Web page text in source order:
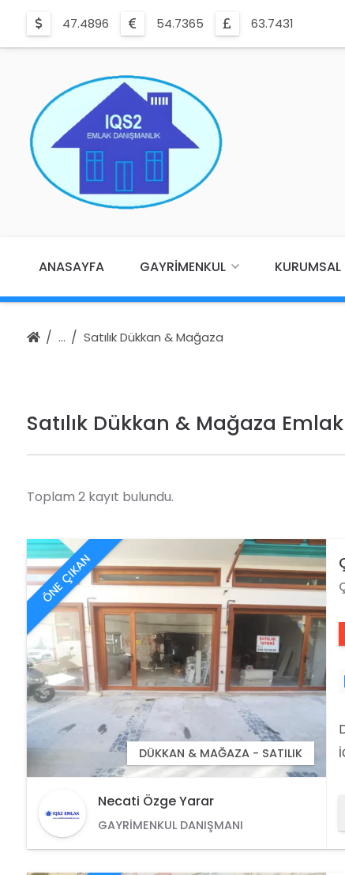
47.4896 54.7365 63.7431
ANASAYFA GAYRIMENKUL KURUMSAL
Satılık Dükkan & Mağaza
Satılık Dükkan & Mağaza
Toplam 2 kayıt bulundu.
ÖNE ÇIKAN
DÜKKAN & MAĞAZA - SATILIK
Necati Özge Yarar
GAYRIMENKUL DANIŞMANI